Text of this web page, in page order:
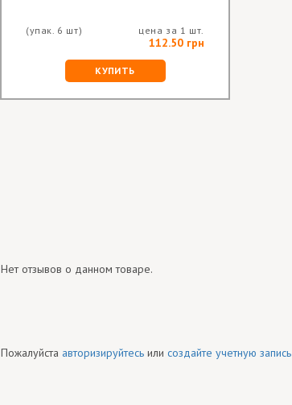
(упак. 6 шт) цена за 1 шт.
112.50 грн
КУПИТЬ
Нет отзывов о данном товаре.
Пожалуйста авторизируйтесь или создайте учетную запись